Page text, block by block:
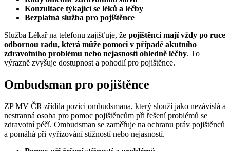
Konzultace týkající se léků a léčby
Bezplatná služba pro pojištěnce
Služba Lékař na telefonu zajišťuje, že pojištěnci mají vždy po ruce
odbornou radu, která může pomoci v případě akutního
zdravotního problému nebo nejasností ohledně léčby. To
výrazně zvyšuje dostupnost a pohodlí pro pojištěnce.
Ombudsman pro pojištěnce
ZP MV ČR zřídila pozici ombudsmana, který slouží jako nezávislá a
nestranná osoba pro pomoc pojištěncům při řešení problémů se
zdravotní péčí. Ombudsman se zaměřuje na ochranu práv pojištěnců
a pomáhá při vyřizování stížností nebo nejasností.